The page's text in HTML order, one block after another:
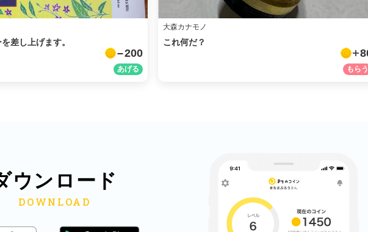
X
差し上げます。
200
大森カナモノ
これ何だ？
ウンロード